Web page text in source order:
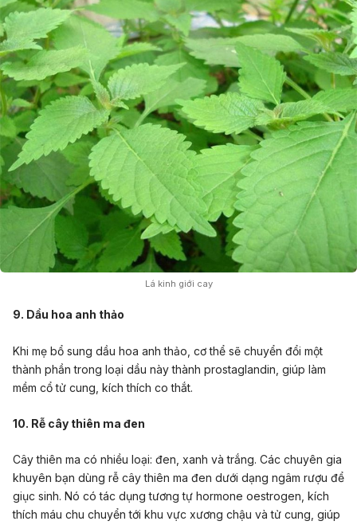
Lá kinh giới cay
9. Dầu hoa anh thảo
Khi mẹ bổ sung dầu hoa anh thảo, cơ thể sẽ chuyển đổi một
thành phần trong loại dầu này thành prostaglandin, giúp làm
mềm cổ tử cung, kích thích co thắt.
10. Rễ cây thiên ma đen
Cây thiên ma có nhiều loại: đen, xanh và trắng. Các chuyên gia
khuyên bạn dùng rễ cây thiên ma đen dưới dạng ngâm rượu để
giục sinh. Nó có tác dụng tương tự hormone oestrogen, kích
thích máu chu chuyển tới khu vực xương chậu và tử cung, giúp